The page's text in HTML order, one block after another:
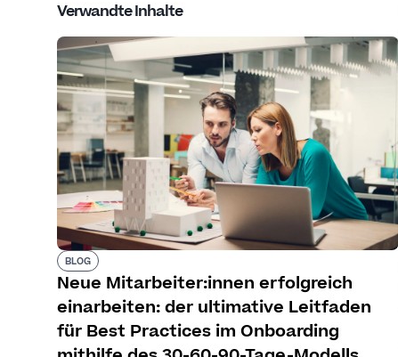
Verwandte Inhalte
BLOG
Neue Mitarbeiter:innen erfolgreich
einarbeiten: der ultimative Leitfaden
für Best Practices im Onboarding